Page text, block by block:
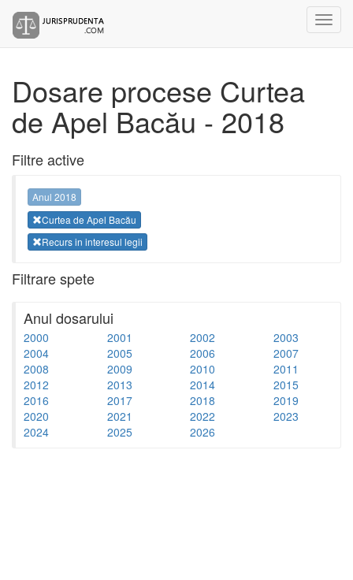
Dosare procese Curtea
de Apel Bacău - 2018
Filtre active
Anul 2018
Curtea de Apel Bacău
Recurs in interesul legii
Filtrare spete
Anul dosarului
2000 2001 2002
2003
2004
2005 2006
2007
2008
2009 2010
2011
2012
2013 2014
2015
2016
2017 2018
2019
2020
2021 2022
2023
2024
2025 2026